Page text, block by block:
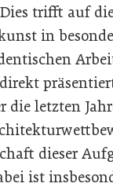
trifft auf
in
die letzten
dieser
ist